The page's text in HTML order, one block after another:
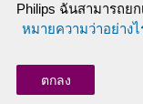
Philips ฉันสามารถย
หมายความว่าอย่างไ